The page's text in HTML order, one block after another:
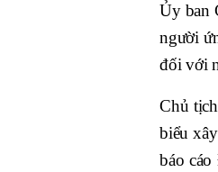
Ủy ban
người
đối với
Chủ
biểu
báo